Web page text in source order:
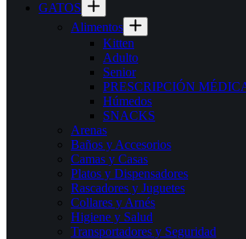
GATOS
Alimentos
Kitten
Adulto
Senior
PRESCRIPCIÓN
Húmedos
SNACKS
Arenas
Baños y Accesorios
Camas y Casas
Platos y Dispensadores
Rascadores y Juguetes
Collares y Arnés
Higiene y Salud
Transportadores y Seguridad